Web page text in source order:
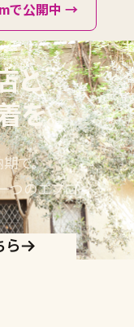
で公開中 →
と
を。
で。
つのエプロン。
ら